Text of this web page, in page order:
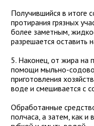
Получившийся в итоге
протирания грязных
более заметным,
разрешается оставить
5. Наконец, от жира на
помощи мыльно-
приготовления
воде и смешивается с
Обработанные
полчаса, а затем, как и